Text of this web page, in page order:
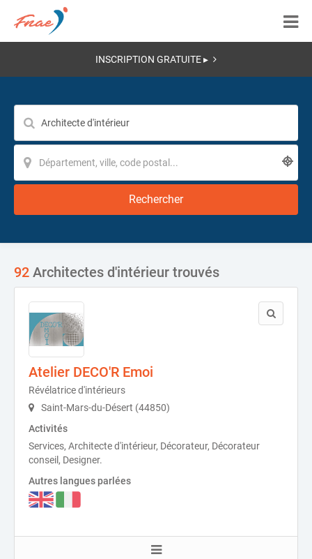
INSCRIPTION GRATUITE ▸
Rechercher
92 Architectes d'intérieur trouvés
Atelier DECO'R Emoi
Révélatrice d'intérieurs
Saint-Mars-du-Désert (44850)
Activités
Services, Architecte d'intérieur, Décorateur, Décorateur
conseil, Designer.
Autres langues parlées